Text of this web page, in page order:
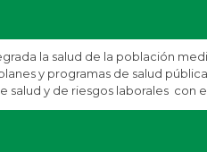
la salud de la población
y programas de salud
salud y de riesgos laborales con